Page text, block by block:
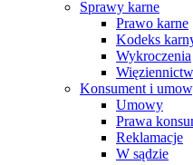
Sprawy karne
Prawo karne
Kodeks
Wykroczenia
Konsument i
Umowy
Prawa
Reklamacje
W sądzie